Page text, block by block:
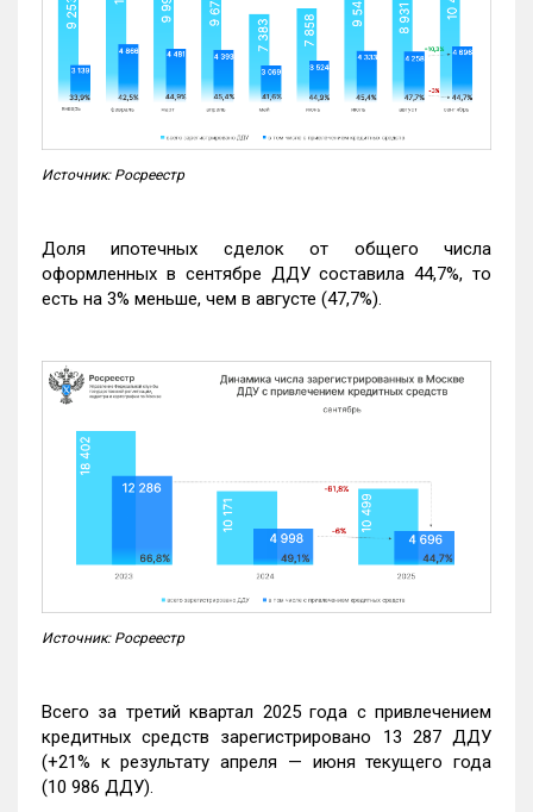
Источник: Росреестр
Доля ипотечных сделок от общего числа
оформленных в сентябре ДДУ составила 44,7%, то
есть на 3% меньше, чем в августе (47,7%).
Источник: Росреестр
Всего за третий квартал 2025 года с привлечением
кредитных средств зарегистрировано 13 287 ДДУ
(+21% к результату апреля — июня текущего года
(10 986 ДДУ).